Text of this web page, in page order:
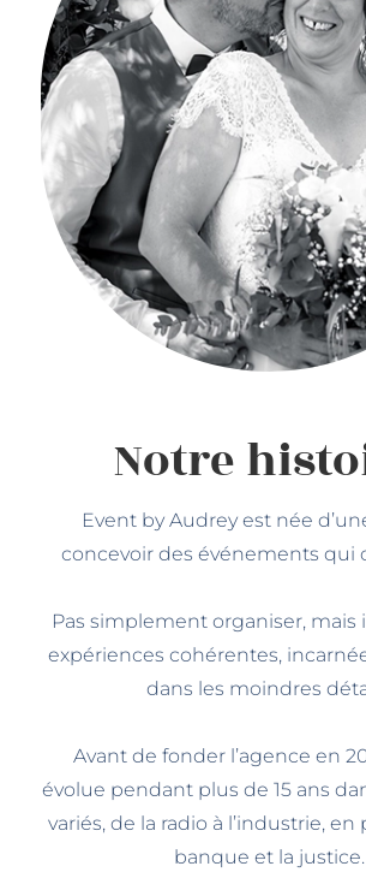
Notre
Event by Audrey est née
concevoir des événements qui
Pas simplement organiser, mais
expériences cohérentes,
dans les moindres
Avant de fonder l’agence en
évolue pendant plus de 15 ans
variés, de la radio à l’industrie, en
banque et la justice.